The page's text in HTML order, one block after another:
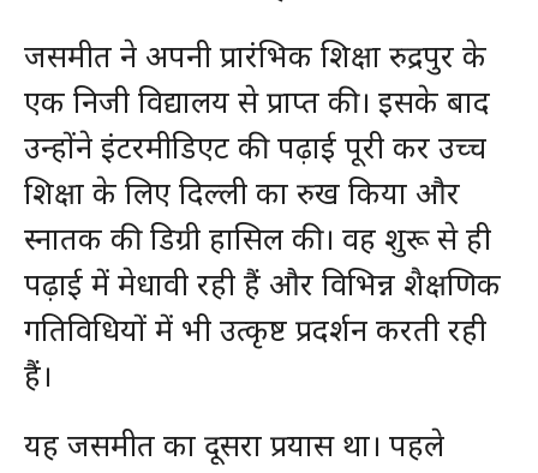
जसमीत ने अपनी प्रारंभिक शिक्षा रुद्रपुर के
एक निजी विद्यालय से प्राप्त की। इसके बाद
उन्होंने इंटरमीडिएट की पढ़ाई पूरी कर उच्च
शिक्षा के लिए दिल्ली का रुख किया और
स्नातक की डिग्री हासिल की। वह शुरू से ही
पढ़ाई में मेधावी रही हैं और विभिन्न शैक्षणिक
गतिविधियों में भी उत्कृष्ट प्रदर्शन करती रही
हैं।
यह जसमीत का दूसरा प्रयास था। पहले